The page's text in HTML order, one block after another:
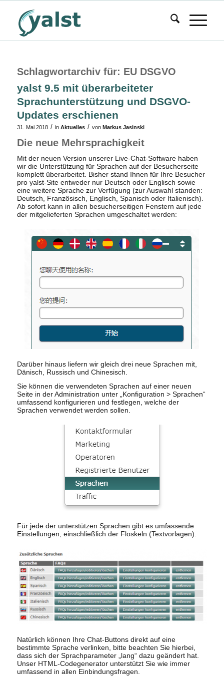
Schlagwortarchiv für: EU DSGVO
yalst 9.5 mit überarbeiteter
Sprachunterstützung und DSGVO-
Updates erschienen
31. Mai 2018 / in Aktuelles / von Markus Jasinski
Die neue Mehrsprachigkeit
Mit der neuen Version unserer Live-Chat-Software haben
wir die Unterstützung für Sprachen auf der Besucherseite
komplett überarbeitet. Bisher stand Ihnen für Ihre Besucher
pro yalst-Site entweder nur Deutsch oder Englisch sowie
eine weitere Sprache zur Verfügung (zur Auswahl standen:
Deutsch, Französisch, Englisch, Spanisch oder Italienisch).
Ab sofort kann in allen besucherseitigen Fenstern auf jede
der mitgelieferten Sprachen umgeschaltet werden:
Darüber hinaus liefern wir gleich drei neue Sprachen mit,
Dänisch, Russisch und Chinesisch.
Sie können die verwendeten Sprachen auf einer neuen
Seite in der Administration unter „Konfiguration > Sprachen“
umfassend konfigurieren und festlegen, welche der
Sprachen verwendet werden sollen.
Für jede der unterstützen Sprachen gibt es umfassende
Einstellungen, einschließlich der Floskeln (Textvorlagen).
Natürlich können Ihre Chat-Buttons direkt auf eine
bestimmte Sprache verlinken, bitte beachten Sie hierbei,
dass sich der Sprachparameter „lang“ dazu geändert hat.
Unser HTML-Codegenerator unterstützt Sie wie immer
umfassend in allen Einbindungsfragen.